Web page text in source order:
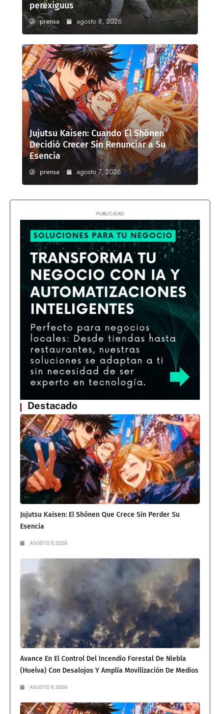
perexiguus
prensa agosto 8, 2026
Jujutsu Kaisen: Cuando El Shōnen
Decidió Crecer Sin Renunciar a Su
Esencia
prensa agosto 7, 2026
Destacado
Jujutsu Kaisen: El Shōnen Que Crece Sin Perder Su
Esencia
AGOSTO 9, 2026
Avance En El Control Del Incendio Forestal De Niebla
(Huelva) Con Desalojos Y Amplia Movilización De Medios
AGOSTO 9, 2026